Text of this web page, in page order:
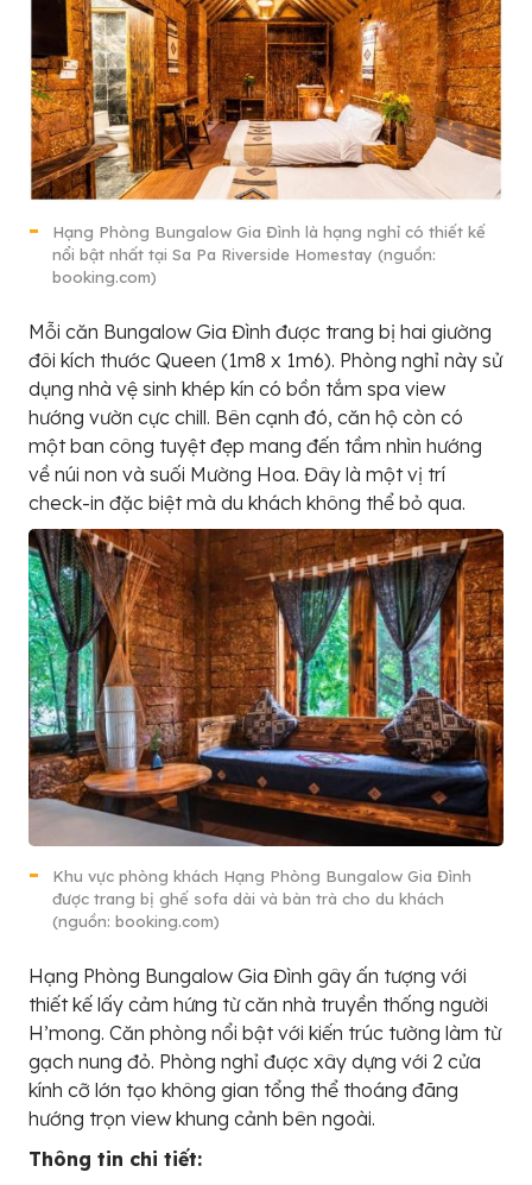
Hạng Phòng Bungalow Gia Đình là hạng nghỉ có thiết kế
nổi bật nhất tại Sa Pa Riverside Homestay (nguồn:
booking.com)
Mỗi căn Bungalow Gia Đình được trang bị hai giường
đôi kích thước Queen (1m8 x 1m6). Phòng nghỉ này sử
dụng nhà vệ sinh khép kín có bồn tắm spa view
hướng vườn cực chill. Bên cạnh đó, căn hộ còn có
một ban công tuyệt đẹp mang đến tầm nhìn hướng
về núi non và suối Mường Hoa. Đây là một vị trí
check-in đặc biệt mà du khách không thể bỏ qua.
Khu vực phòng khách Hạng Phòng Bungalow Gia Đình
được trang bị ghế sofa dài và bàn trà cho du khách
(nguồn: booking.com)
Hạng Phòng Bungalow Gia Đình gây ấn tượng với
thiết kế lấy cảm hứng từ căn nhà truyền thống người
H’mong. Căn phòng nổi bật với kiến trúc tường làm từ
gạch nung đỏ. Phòng nghỉ được xây dựng với 2 cửa
kính cỡ lớn tạo không gian tổng thể thoáng đãng
hướng trọn view khung cảnh bên ngoài.
Thông tin chi tiết: